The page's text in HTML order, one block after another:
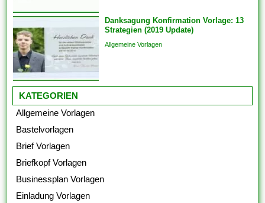
Danksagung Konfirmation Vorlage: 13
Strategien (2019 Update)
Allgemeine Vorlagen
KATEGORIEN
Allgemeine Vorlagen
Bastelvorlagen
Brief Vorlagen
Briefkopf Vorlagen
Businessplan Vorlagen
Einladung Vorlagen